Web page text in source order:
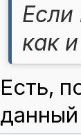
Если
как
Есть,